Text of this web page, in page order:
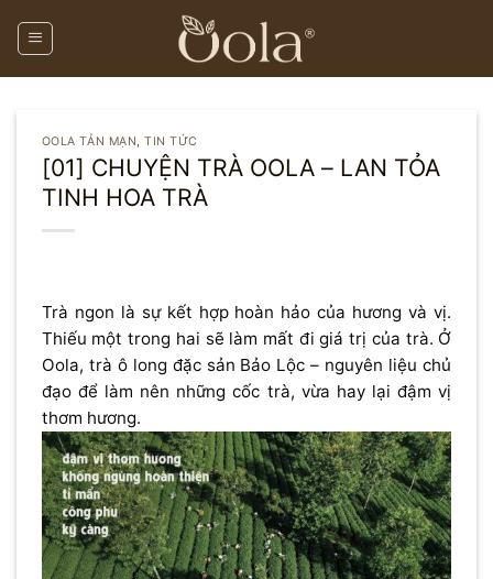
OOLA TẢN MẠN,TIN TỨC
[01] CHUYỆN TRÀ OOLA – LAN TỎA
TINH HOA TRÀ
Trà ngon là sự kết hợp hoàn hảo của hương và vị.
Thiếu một trong hai sẽ làm mất đi giá trị của trà. Ở
Oola, trà ô long đặc sản Bảo Lộc – nguyên liệu chủ
đạo để làm nên những cốc trà, vừa hay lại đậm vị
thơm hương.